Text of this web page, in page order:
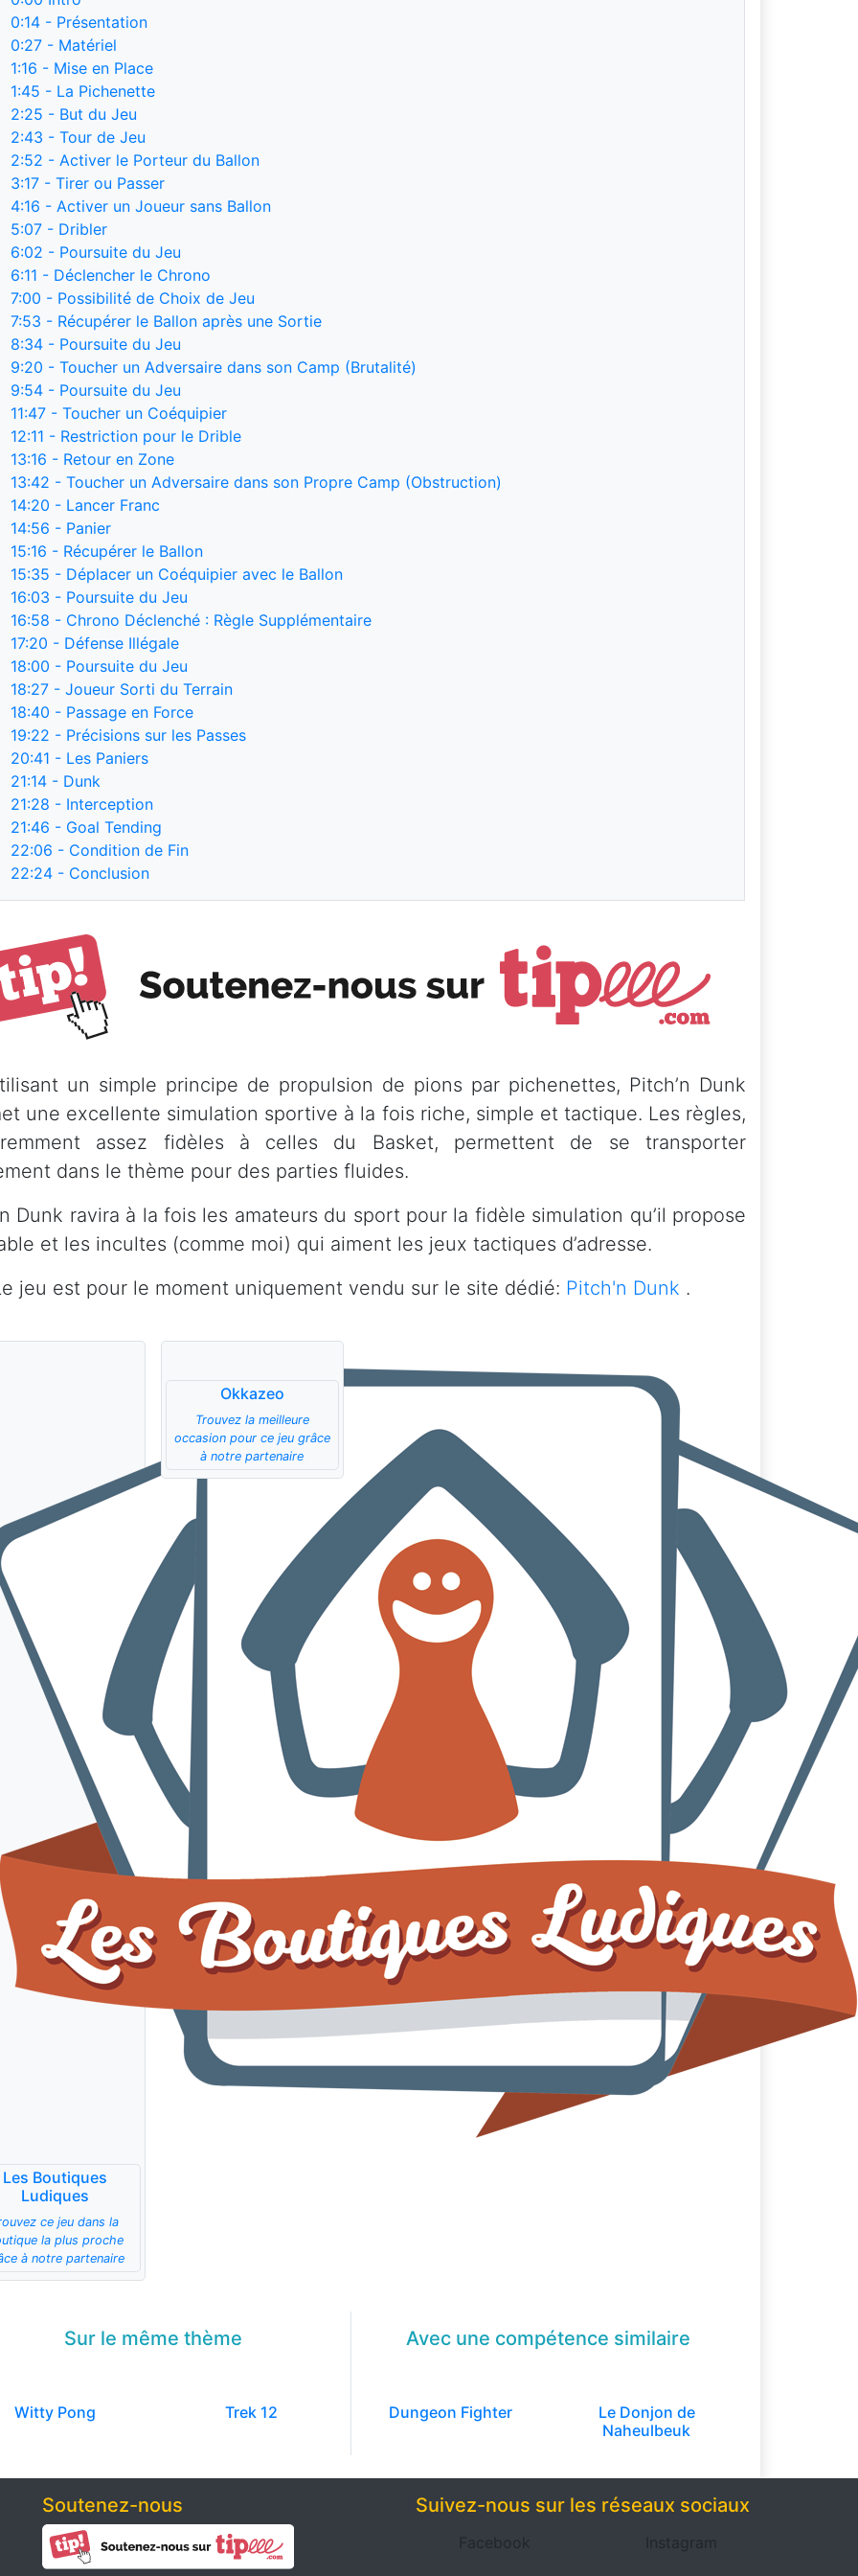
0:14 - Présentation
0:27 - Matériel
1:16 - Mise en Place
1:45 - La Pichenette
2:25 - But du Jeu
2:43 - Tour de Jeu
2:52 - Activer le Porteur du Ballon
3:17 - Tirer ou Passer
4:16 - Activer un Joueur sans Ballon
5:07 - Dribler
6:02 - Poursuite du Jeu
6:11 - Déclencher le Chrono
7:00 - Possibilité de Choix de Jeu
7:53 - Récupérer le Ballon après une Sortie
8:34 - Poursuite du Jeu
9:20 - Toucher un Adversaire dans son Camp (Brutalité)
9:54 - Poursuite du Jeu
11:47 - Toucher un Coéquipier
12:11 - Restriction pour le Drible
13:16 - Retour en Zone
13:42 - Toucher un Adversaire dans son Propre Camp (Obstruction)
14:20 - Lancer Franc
14:56 - Panier
15:16 - Récupérer le Ballon
15:35 - Déplacer un Coéquipier avec le Ballon
16:03 - Poursuite du Jeu
16:58 - Chrono Déclenché : Règle Supplémentaire
17:20 - Défense Illégale
18:00 - Poursuite du Jeu
18:27 - Joueur Sorti du Terrain
18:40 - Passage en Force
19:22 - Précisions sur les Passes
20:41 - Les Paniers
21:14 - Dunk
21:28 - Interception
21:46 - Goal Tending
22:06 - Condition de Fin
22:24 - Conclusion
un simple principe de propulsion de pions par pichenettes, Pitch’n Dunk
une excellente simulation sportive à la fois riche, simple et tactique. Les règles,
assez fidèles à celles du Basket, permettent de se transporter
dans le thème pour des parties fluides.
Dunk ravira à la fois les amateurs du sport pour la fidèle simulation qu’il propose
et les incultes (comme moi) qui aiment les jeux tactiques d’adresse.
jeu est pour le moment uniquement vendu sur le site dédié: Pitch'n Dunk .
Les Boutiques
Ludiques
ce jeu dans la
la plus proche
à notre partenaire
Okkazeo
Trouvez la meilleure
occasion pour ce jeu grâce
à notre partenaire
Sur le même thème
Witty Pong Trek 12
Avec une compétence similaire
Dungeon Fighter
Le Donjon de
Naheulbeuk
Soutenez-nous Suivez-nous sur les réseaux sociaux
Facebook Instagram